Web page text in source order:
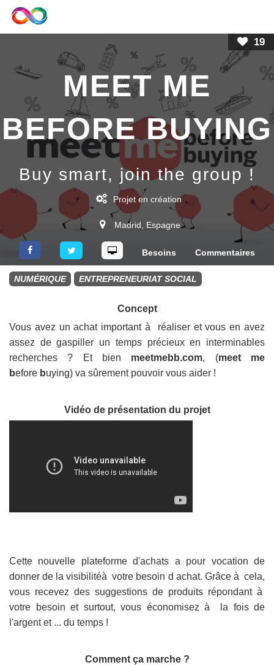
MEET ME
BEFORE BUYING
Buy smart, join the group !
Projet en création
Madrid Espagne
Besoins Commentaires
19
NUMÉRIQUE ENTREPRENEURIAT SOCIAL
Concept
Vous avez un achat important à réaliser et vous en avez
assez de gaspiller un temps précieux en interminables
recherches ? Et bien meetmebb.com, (meet me
before buying) va sûrement pouvoir vous aider !
Vidéo de présentation du projet
Cette nouvelle plateforme d'achats a pour vocation de
donner de la visibilitéà votre besoin d achat. Grâce à cela,
vous recevez des suggestions de produits répondant à
votre besoin et surtout, vous économisez à la fois de
l'argent et ... du temps !
Comment ça marche ?